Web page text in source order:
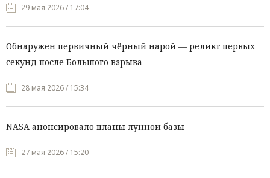
29 мая 2026 / 17:04
Обнаружен первичный чёрный нарой — реликт первых
секунд после Большого взрыва
28 мая 2026 / 15:34
NASA анонсировало планы лунной базы
27 мая 2026 / 15:20